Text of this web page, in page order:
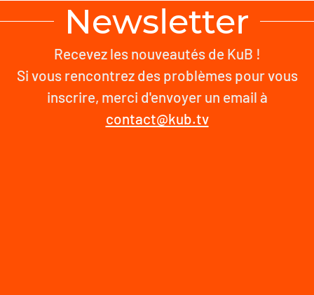
Newsletter
Recevez les nouveautés de KuB !
Si vous rencontrez des problèmes pour vous
inscrire, merci d'envoyer un email à
contact@kub.tv